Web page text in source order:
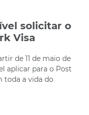
solicitar o
Visa
de 11 de maio de
aplicar para o Post
toda a vida do